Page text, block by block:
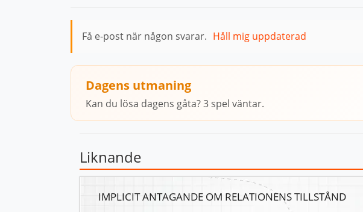
Få e-post när någon svarar. Håll mig uppdaterad
Dagens utmaning
Kan du lösa dagens gåta? 3 spel väntar.
Liknande
IMPLICIT ANTAGANDE OM RELATIONENS TILLSTÅND